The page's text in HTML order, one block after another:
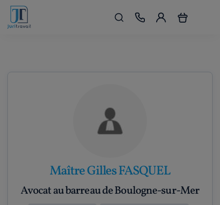
Maître Gilles FASQUEL
Avocat au barreau de Boulogne-sur-Mer